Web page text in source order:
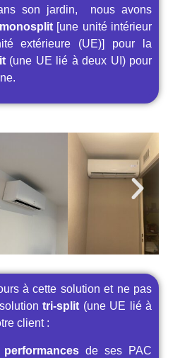
son jardin, nous avons
monosplit[une unité intérieur
extérieure (UE)] pour la
(une UE lié à deux UI) pour
à cette solution et ne pas
tri-split (une UE lié à
client :
performances de ses PAC